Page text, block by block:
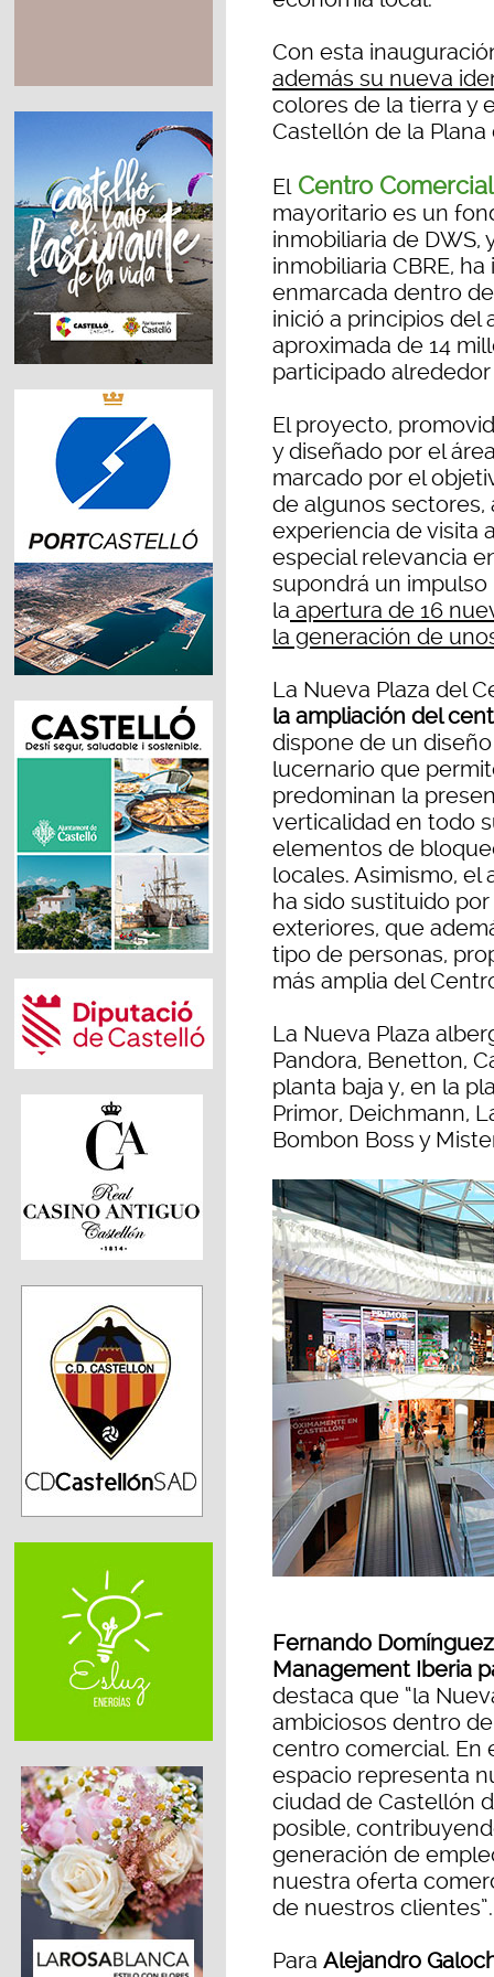
Con esta
además su nueva
colores de la tierra y
Castellón de la
ElCentro
mayoritario es un
inmobiliaria de
inmobiliaria CBRE,
enmarcada dentro
inició a principios del
aproximada de 14
participado
El proyecto,
y diseñado por el
marcado por el
de algunos
experiencia de visita
especial relevancia
supondrá un
la apertura de 16
la generación de
La Nueva Plaza del
la ampliación del
dispone de un
lucernario que
predominan la
verticalidad en todo
elementos de
locales. Asimismo, el
ha sido sustituido
exteriores, que
tipo de personas,
más amplia del
La Nueva Plaza
Pandora, Benetton,
planta baja y, en la
Primor, Deichmann,
Bombon Boss y
Fernando
Management Iberia
destaca que “la
ambiciosos dentro
centro comercial. En
espacio representa
ciudad de Castellón
posible,
generación de
nuestra oferta
de nuestros clientes”.
Para Alejandro